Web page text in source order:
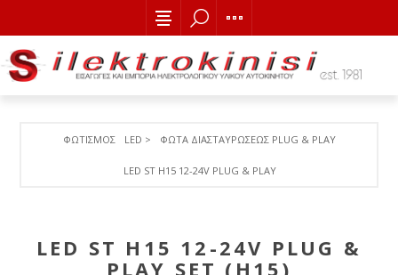
ΦΩΤΙΣΜΟΣ LED > ΦΩΤΑ ΔΙΑΣΤΑΥΡΩΣΕΩΣ PLUG & PLAY
LED ST H15 12-24V PLUG & PLAY SET (Η15)
LED ST H15 12-24V PLUG &
PLAY SET (Η15)